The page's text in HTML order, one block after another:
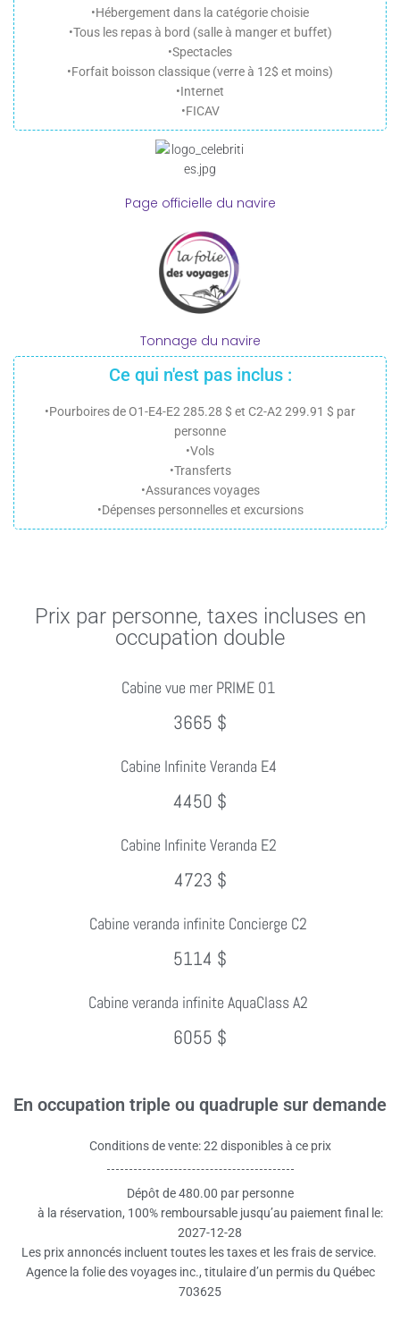
•Hébergement dans la catégorie choisie
•Tous les repas à bord (salle à manger et buffet)
•Spectacles
•Forfait boisson classique (verre à 12$ et moins)
•Internet
•FICAV
Page officielle du navire
Tonnage du navire
Ce qui n'est pas inclus :
•Pourboires de O1-E4-E2 285.28 $ et C2-A2 299.91 $ par
personne
•Vols
•Transferts
•Assurances voyages
•Dépenses personnelles et excursions
Prix par personne, taxes incluses en
occupation double
Cabine vue mer PRIME O1
3665 $
Cabine Infinite Veranda E4
4450 $
Cabine Infinite Veranda E2
4723 $
Cabine veranda infinite Concierge C2
5114 $
Cabine veranda infinite AquaClass A2
6055 $
En occupation triple ou quadruple sur demande
Conditions de vente: 22 disponibles à ce prix
Dépôt de 480.00 par personne
à la réservation, 100% remboursable jusqu’au paiement final le:
2027-12-28
Les prix annoncés incluent toutes les taxes et les frais de service.
Agence la folie des voyages inc., titulaire d’un permis du Québec
703625